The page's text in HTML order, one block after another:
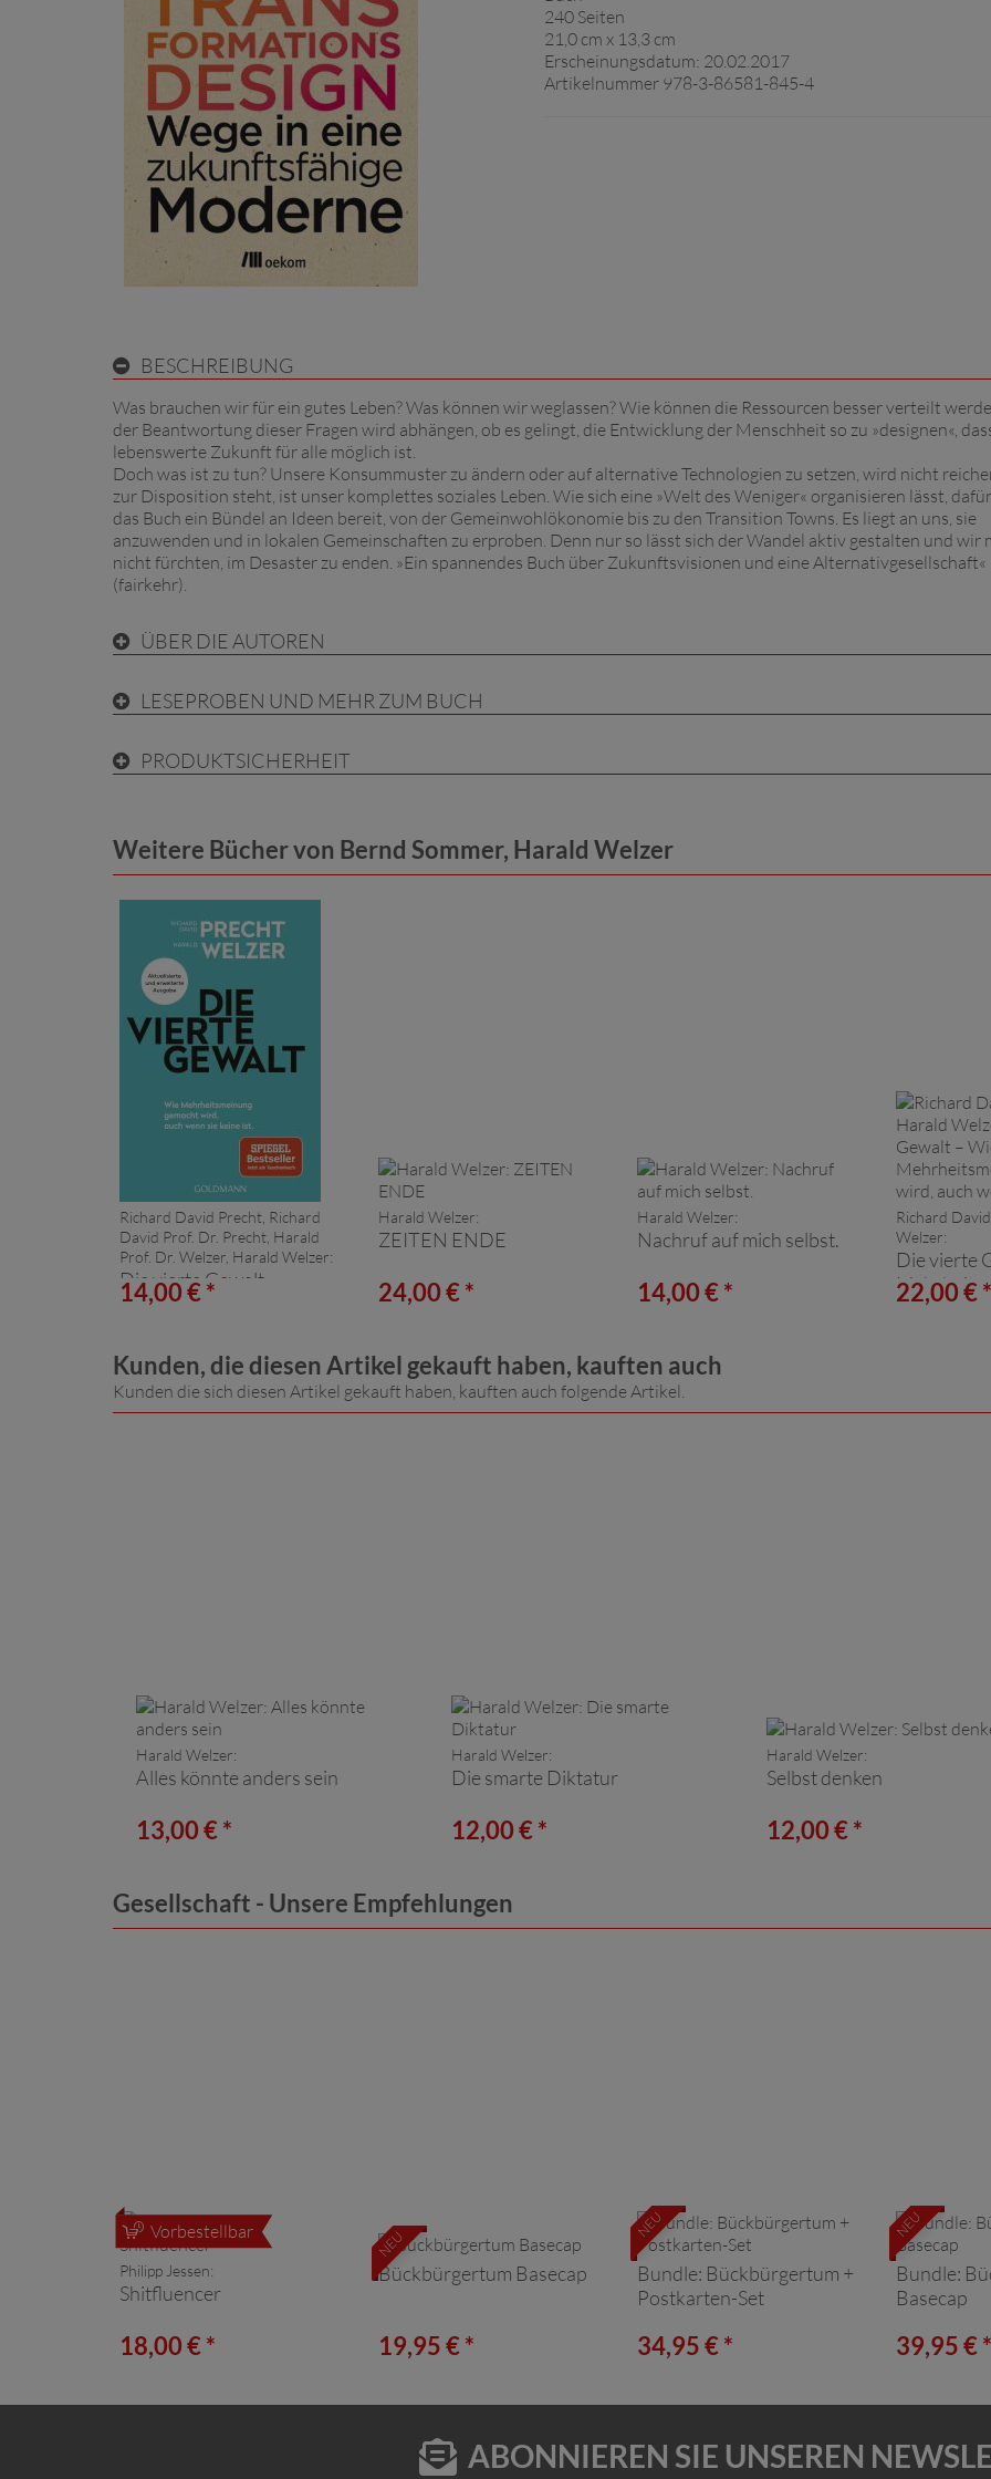
240 Seiten
21,0 cm x 13,3 cm
Erscheinungsdatum: 20.02.2017
Artikelnummer 978-3-86581-845-4
BESCHREIBUNG
Was brauchen wir für ein gutes Leben? Was können wir weglassen? Wie können die Ressourcen besser verteilt
der Beantwortung dieser Fragen wird abhängen, ob es gelingt, die Entwicklung der Menschheit so zu »designen«,
lebenswerte Zukunft für alle möglich ist.
Doch was ist zu tun? Unsere Konsummuster zu ändern oder auf alternative Technologien zu setzen, wird nicht
zur Disposition steht, ist unser komplettes soziales Leben. Wie sich eine »Welt des Weniger« organisieren lässt,
das Buch ein Bündel an Ideen bereit, von der Gemeinwohlökonomie bis zu den Transition Towns. Es liegt an uns, sie
anzuwenden und in lokalen Gemeinschaften zu erproben. Denn nur so lässt sich der Wandel aktiv gestalten und wir
nicht fürchten, im Desaster zu enden. »Ein spannendes Buch über Zukunftsvisionen und eine Alternativgesellschaft«
(fairkehr).
ÜBER DIE AUTOREN
LESEPROBEN UND MEHR ZUM BUCH
PRODUKTSICHERHEIT
Weitere Bücher von Bernd Sommer, Harald Welzer
Richard David Precht, Richard
David Prof. Dr. Precht, Harald
Prof. Dr. Welzer, Harald Welzer:
Die vierte Gewalt
14,00 € *
Harald Welzer:
ZEITEN ENDE
24,00 € *
Harald Welzer:
Nachruf auf mich selbst.
14,00 € *
Richard
Welzer:
Die vierte
gemacht
22,00 € *
Kunden, die diesen Artikel gekauft haben, kauften auch
Kunden die sich diesen Artikel gekauft haben, kauften auch folgende Artikel.
Harald Welzer:
Alles könnte anders sein
13,00 € *
Harald Welzer:
Die smarte Diktatur
12,00 € *
Harald Welzer:
Selbst denken
12,00 € *
Gesellschaft - Unsere Empfehlungen
Vorbestellbar
Philipp Jessen:
Shitfluencer
18,00 € *
NEU
Bückbürgertum Basecap
19,95 € *
NEU
Bundle: Bückbürgertum +
Postkarten-Set
34,95 € *
NEU
Bundle:
Basecap
39,95 € *
ABONNIEREN SIE UNSEREN